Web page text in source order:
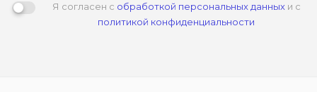
Я согласен с обработкой персональных данныхи с
политикой конфиденциальности